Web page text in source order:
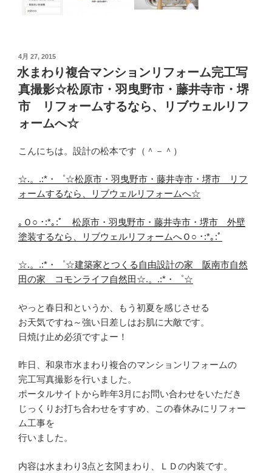
投
稿
日:
4月 27, 2015
水まわり複合マンションリフォーム完工写
真撮影☆松原市・羽曳野市・藤井寺市・堺
市 リフォームするなら、リブウェルリフ
ォームへ☆
こんにちは。設計の松本です（＾－＾）
☆.。.:*・゜☆松原市・羽曳野市・藤井寺市・堺市 リフ
ォームするなら、リブウェルリフォームへ☆
｡Ｏ○ ･:*｡:ﾟ 松原市・羽曳野市・藤井寺市・堺市 外壁
塗装するなら、リブウェルリフォームへＯ○ ･:*｡:ﾟ
☆.。.:*・゜☆建築家とつくる自由設計の家 阪南市自然
田の家 コモンライフ自然田☆.。.:*・゜☆
やっと春日和というか、もう初夏を感じさせる
お天気ですね～強い日差しはお肌に大敵です。
日焼け止め必須ですよー！
昨日、和泉市水まわり複合のマンションリフォームの
完工写真撮影を行いました。
ポータルサイトから昨年3月にお問い合わせをいただき
じっくりお打ち合わせをすすめ、この春休みにリフォー
ム工事を
行いました。
内容は水まわり3点と玄関まわり、ＬＤの内装です。